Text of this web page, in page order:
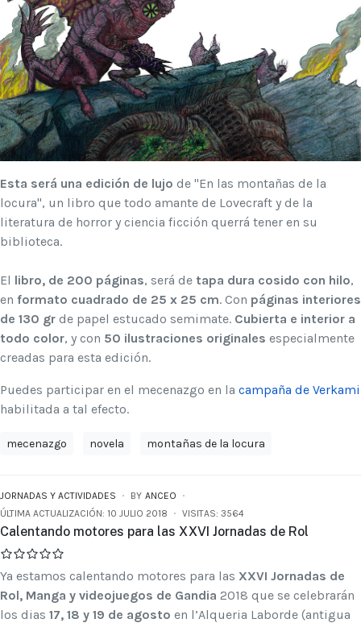
Esta será una edición de lujo de "En las montañas de la
locura", un libro que todo amante de Lovecraft y de la
literatura de horror y ciencia ficción querrá tener en su
biblioteca.
El libro, de 200 páginas, será de tapa dura cosido con hilo,
en formato cuadrado de 25 x 25 cm. Con páginas interiores
de 130 gr de papel estucado semimate. Cubierta e interior a
todo color, y con 50 ilustraciones originales especialmente
creadas para esta edición.
Puedes participar en el mecenazgo en la campaña de Verkami
habilitada a tal efecto.
mecenazgo novela montañas de la locura
JORNADAS Y ACTIVIDADES BY ANCEO
ÚLTIMA ACTUALIZACIÓN: 10 JULIO 2018
VISITAS: 3564
Calentando motores para las XXVI Jornadas de Rol
Ya estamos calentando motores para las XXVI Jornadas de
Rol, Manga y videojuegos de Gandia 2018 que se celebrarán
los dias 17, 18 y 19 de agosto en l’Alqueria Laborde (antigua